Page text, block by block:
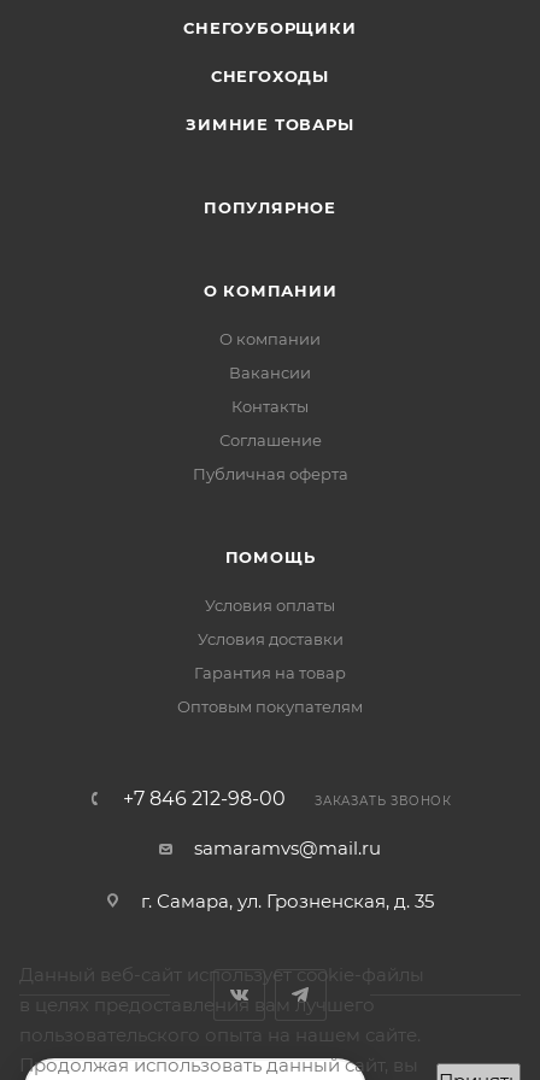
СНЕГОУБОРЩИКИ
СНЕГОХОДЫ
ЗИМНИЕ ТОВАРЫ
ПОПУЛЯРНОЕ
О КОМПАНИИ
О компании
Вакансии
Контакты
Соглашение
Публичная оферта
ПОМОЩЬ
Условия оплаты
Условия доставки
Гарантия на товар
Оптовым покупателям
+7 846 212-98-00 ЗАКАЗАТЬ ЗВОНОК
samaramvs@mail.ru
г. Самара, ул. Грозненская, д. 35
Данный веб-сайт использует cookie-файлы
в целях предоставления вам лучшего
пользовательского опыта на нашем сайте.
Продолжая использовать данный сайт, вы